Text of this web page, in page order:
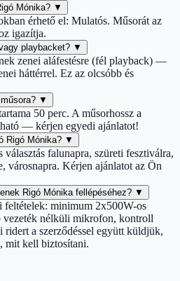
Mónika? ▼
érhető el: Mulatós. Műsorát az
igazítja.
playbacket? ▼
zenei aláfestésre (fél playback) —
háttérrel. Ez az olcsóbb és
▼
50 perc. A műsorhossz a
— kérjen egyedi ajánlatot!
Rigó Mónika? ▼
falunapra, szüreti fesztiválra,
városnapra. Kérjen ajánlatot az Ön
Rigó Mónika fellépéséhez? ▼
minimum 2x500W-os
vezeték nélküli mikrofon, kontroll
ridert a szerződéssel együtt küldjük,
mit kell biztosítani.